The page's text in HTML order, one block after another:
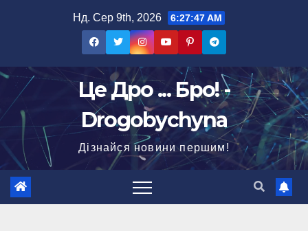
Нд. Сер 9th, 2026 6:27:49 AM
Це Дро ... Бро! -
Drogobychyna
Дізнайся новини першим!